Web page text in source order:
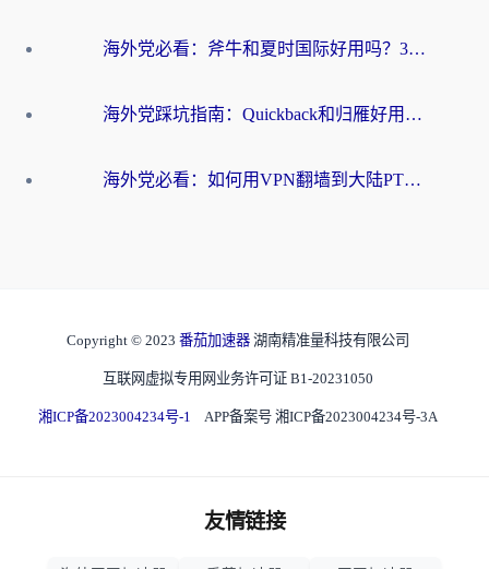
海外党必看：斧牛和夏时国际好用吗？3步选对回国加速器，无缝刷国内资源
海外党踩坑指南：Quickback和归雁好用吗？选对加速器才能无缝刷国内资源
海外党必看：如何用VPN翻墙到大陆PTT？一篇解决你所有回国加速痛点
Copyright © 2023 番茄加速器 湖南精准量科技有限公司
互联网虚拟专用网业务许可证 B1-20231050
湘ICP备2023004234号-1 APP备案号 湘ICP备2023004234号-3A
友情链接